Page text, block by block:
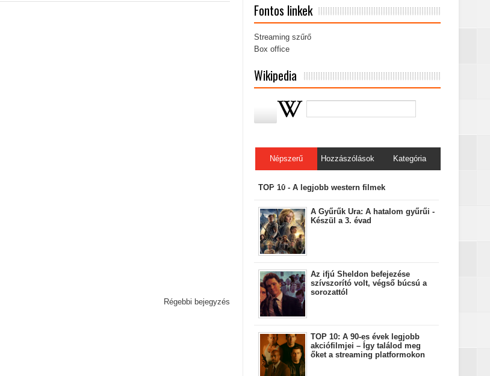
Régebbi bejegyzés
Fontos linkek
Streaming szűrő
Box office
Wikipedia
Népszerű Hozzászólások Kategória
TOP 10 - A legjobb western filmek
A Gyűrűk Ura: A hatalom gyűrűi -
Készül a 3. évad
Az ifjú Sheldon befejezése
szívszorító volt, végső búcsú a
sorozattól
TOP 10: A 90-es évek legjobb
akciófilmjei – Így találod meg
őket a streaming platformokon